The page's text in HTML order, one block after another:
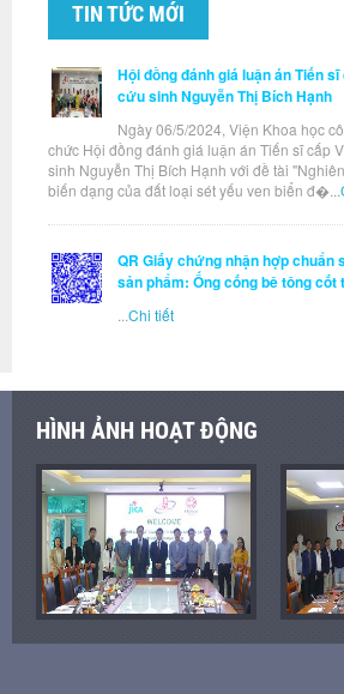
TIN TỨC MỚI
Hội đồng đánh giá luận án Tiến
cứu sinh Nguyễn Thị Bích Hạnh
Ngày 06/5/2024, Viện Khoa học
chức Hội đồng đánh giá luận án Tiến sĩ cấp
sinh Nguyễn Thị Bích Hạnh với đề tài
biến dạng của đất loại sét yếu ven biển đ�...
QR Giấy chứng nhận hợp chuẩn
sản phẩm: Ống cống bê tông
Chi tiết
HÌNH ẢNH HOẠT ĐỘNG